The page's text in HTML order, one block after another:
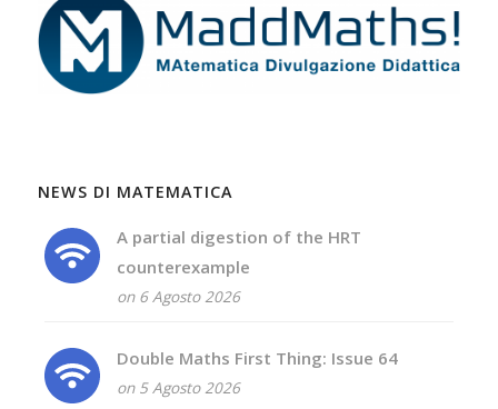
NEWS DI MATEMATICA
A partial digestion of the HRT
counterexample
on 6 Agosto 2026
Double Maths First Thing: Issue 64
on 5 Agosto 2026